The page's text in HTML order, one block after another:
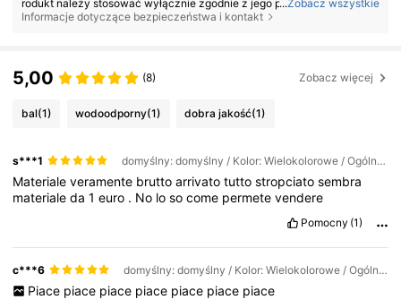
rodukt należy stosować wyłącznie zgodnie z jego przeznaczeniem, ok
reślonym przez producenta. Nie należy używać produktu, jeśli jest usz
...Zobacz wszystkie
Informacje dotyczące bezpieczeństwa i kontakt
5,00 (8) Zobacz więcej
bal(1) wodoodporny(1) dobra jakość(1)
s***1 domyślny: domyślny / Kolor: Wielokolorowe / Ogólny opis: 5 x 50 cm - bez pudełka
Materialeveramente bruttoarrivatotuttostropciatosembra
materialeda1euro . No losocome permetevendere
Pomocny (1)
c***6 domyślny: domyślny / Kolor: Wielokolorowe / Ogólny opis: 5 x 300 cm - bez pudełka
Piace piace piace piace piace piace piace